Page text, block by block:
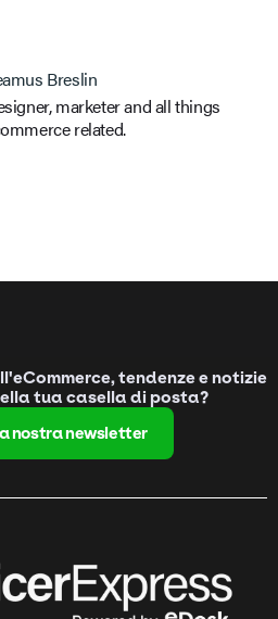
Breslin
marketer and all things
related.
tendenze e notizie
tua casella di posta?
nostra newsletter